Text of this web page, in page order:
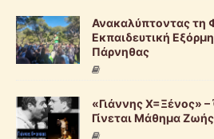
Ανακαλύπτοντας τη
Εκπαιδευτική
Πάρνηθας
«Γιάννης Χ=Ξένος»
Γίνεται Μάθημα Ζωής